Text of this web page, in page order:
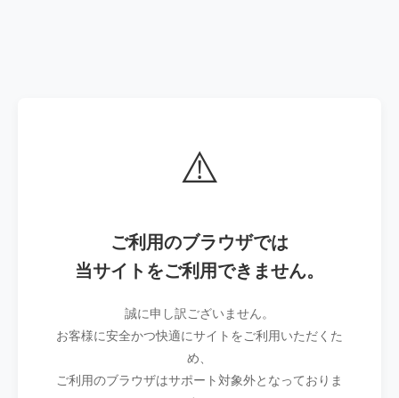
⚠️
ご利用のブラウザでは
当サイトをご利用できません。
誠に申し訳ございません。
お客様に安全かつ快適にサイトをご利用いただくた
め、
ご利用のブラウザはサポート対象外となっておりま